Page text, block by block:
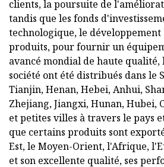
clients, la poursuite de
tandis que les fonds
technologique, le développement
produits, pour fournir un
avancé mondial de haute qualité,
société ont été distribués dans le
Tianjin, Henan, Hebei, Anhui,
Zhejiang, Jiangxi, Hunan, Hubei,
et petites villes à travers le pays
que certains produits sont
Est, le Moyen-Orient, l'Afrique,
et son excellente qualité, ses